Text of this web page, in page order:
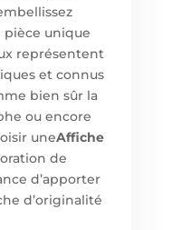
unique
représentent
et connus
bien sûr la
ou encore
uneAffiche
de
d’apporter
d’originalité